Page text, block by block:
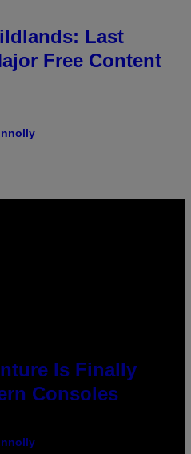
Last
Free Content
Is Finally
Consoles